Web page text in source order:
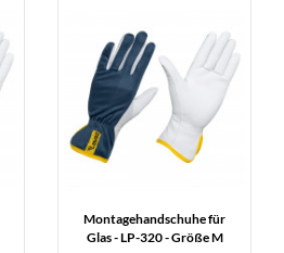
Montagehandschuhe für
Glas - LP-320 - Größe M